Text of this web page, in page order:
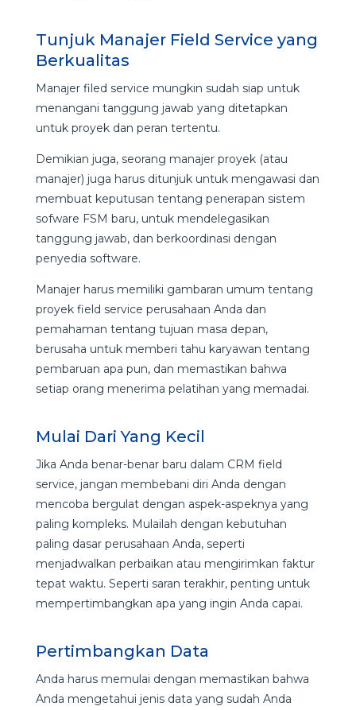
Tunjuk Manajer Field Service yang
Berkualitas
Manajer filed service mungkin sudah siap untuk
menangani tanggung jawab yang ditetapkan
untuk proyek dan peran tertentu.
Demikian juga, seorang manajer proyek (atau
manajer) juga harus ditunjuk untuk mengawasi dan
membuat keputusan tentang penerapan sistem
sofware FSM baru, untuk mendelegasikan
tanggung jawab, dan berkoordinasi dengan
penyedia software.
Manajer harus memiliki gambaran umum tentang
proyek field service perusahaan Anda dan
pemahaman tentang tujuan masa depan,
berusaha untuk memberi tahu karyawan tentang
pembaruan apa pun, dan memastikan bahwa
setiap orang menerima pelatihan yang memadai.
Mulai Dari Yang Kecil
Jika Anda benar-benar baru dalam CRM field
service, jangan membebani diri Anda dengan
mencoba bergulat dengan aspek-aspeknya yang
paling kompleks. Mulailah dengan kebutuhan
paling dasar perusahaan Anda, seperti
menjadwalkan perbaikan atau mengirimkan faktur
tepat waktu. Seperti saran terakhir, penting untuk
mempertimbangkan apa yang ingin Anda capai.
Pertimbangkan Data
Anda harus memulai dengan memastikan bahwa
Anda mengetahui jenis data yang sudah Anda